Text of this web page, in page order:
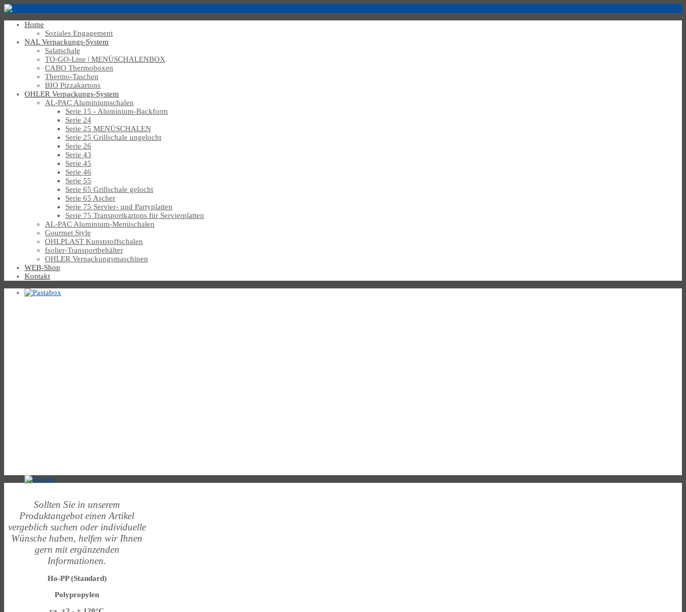
Home
Soziales Engagement
NAL Verpackungs-System
Salatschale
TO-GO-Line | MENÜSCHALENBOX
CABO Thermoboxen
Thermo-Taschen
BIO Pizzakartons
OHLER Verpackungs-System
AL-PAC Aluminiumschalen
Serie 15 - Aluminium-Backform
Serie 24
Serie 25 MENÜSCHALEN
Serie 25 Grillschale ungelocht
Serie 26
Serie 43
Serie 45
Serie 46
Serie 55
Serie 65 Grillschale gelocht
Serie 65 Ascher
Serie 75 Servier- und Partyplatten
Serie 75 Transportkartons für Servierplatten
AL-PAC Aluminium-Menüschalen
Gourmet Style
OHLPLAST Kunststoffschalen
Isolier-Transportbehälter
OHLER Verpackungsmaschinen
WEB-Shop
Kontakt
Sollten Sie in unserem
Produktangebot einen Artikel
vergeblich suchen oder individuelle
Wünsche haben, helfen wir Ihnen
gern mit ergänzenden
Informationen.
Ho-PP (Standard)
Polypropylen